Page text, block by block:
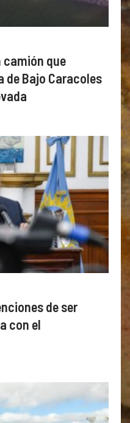
camión que
Bajo Caracoles
de ser
con el